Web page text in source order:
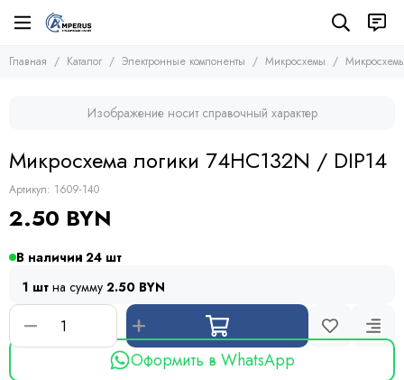
Электронные компоненты
Микросхемы
Микроконтроллеры
Другие микросхемы
Стабилизаторы
Транзисторы
Тиристоры и симисторы
Модули
Резисторы
Дроссели
Фоточувствительные элементы
Устройства защиты
Главная Каталог Электронные компоненты Микросхемы
Изображение носит справочный характер
Микросхема логики 74HC132N / DIP14
Артикул: 1609-140
2.50 BYN
В наличии 24
1 шт на сумму 2.50 BYN
Оформить в WhatsApp